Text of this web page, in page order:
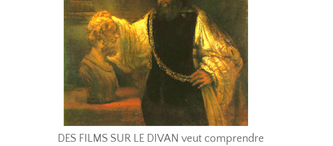
DES FILMS SUR LE DIVAN veut comprendre